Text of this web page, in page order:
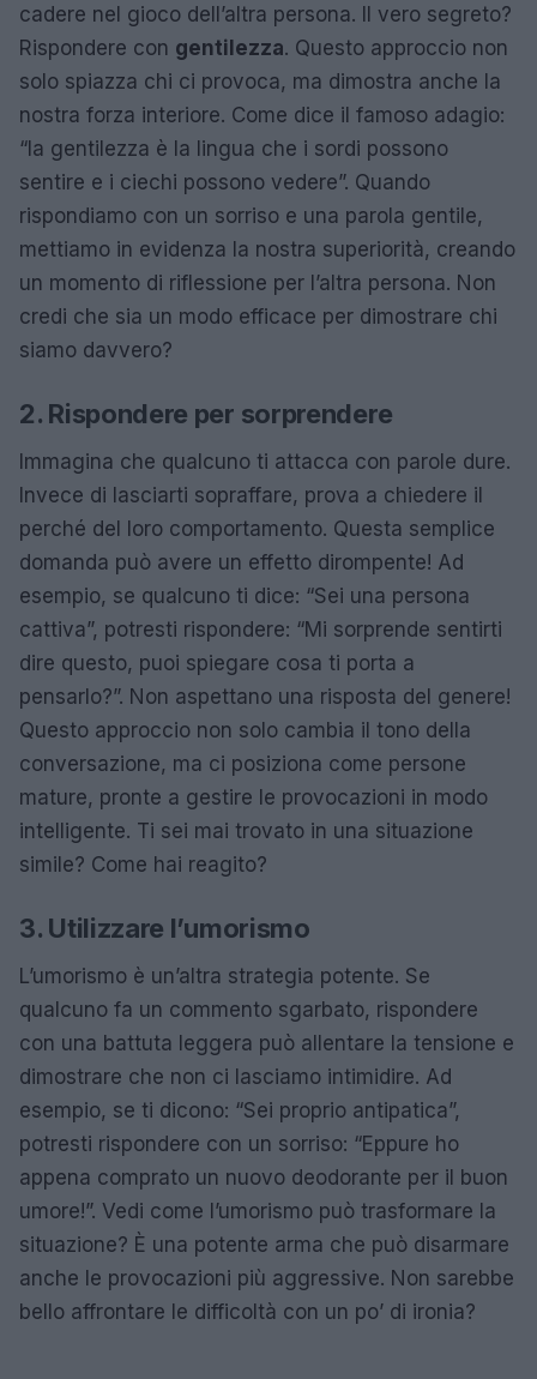
cadere nel gioco dell’altra persona. Il vero segreto?
Rispondere con gentilezza. Questo approccio non
solo spiazza chi ci provoca, ma dimostra anche la
nostra forza interiore. Come dice il famoso adagio:
“la gentilezza è la lingua che i sordi possono
sentire e i ciechi possono vedere”. Quando
rispondiamo con un sorriso e una parola gentile,
mettiamo in evidenza la nostra superiorità, creando
un momento di riflessione per l’altra persona. Non
credi che sia un modo efficace per dimostrare chi
siamo davvero?
2. Rispondere per sorprendere
Immagina che qualcuno ti attacca con parole dure.
Invece di lasciarti sopraffare, prova a chiedere il
perché del loro comportamento. Questa semplice
domanda può avere un effetto dirompente! Ad
esempio, se qualcuno ti dice: “Sei una persona
cattiva”, potresti rispondere: “Mi sorprende sentirti
dire questo, puoi spiegare cosa ti porta a
pensarlo?”. Non aspettano una risposta del genere!
Questo approccio non solo cambia il tono della
conversazione, ma ci posiziona come persone
mature, pronte a gestire le provocazioni in modo
intelligente. Ti sei mai trovato in una situazione
simile? Come hai reagito?
3. Utilizzare l’umorismo
L’umorismo è un’altra strategia potente. Se
qualcuno fa un commento sgarbato, rispondere
con una battuta leggera può allentare la tensione e
dimostrare che non ci lasciamo intimidire. Ad
esempio, se ti dicono: “Sei proprio antipatica”,
potresti rispondere con un sorriso: “Eppure ho
appena comprato un nuovo deodorante per il buon
umore!”. Vedi come l’umorismo può trasformare la
situazione? È una potente arma che può disarmare
anche le provocazioni più aggressive. Non sarebbe
bello affrontare le difficoltà con un po’ di ironia?